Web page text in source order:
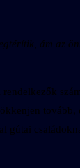
ám az
gútai